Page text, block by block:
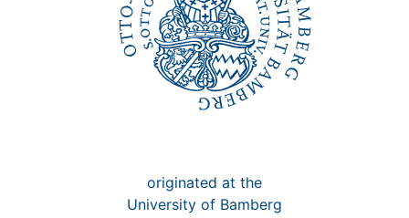
originated at the
University of Bamberg